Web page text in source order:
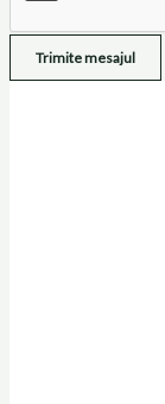
Trimite mesajul